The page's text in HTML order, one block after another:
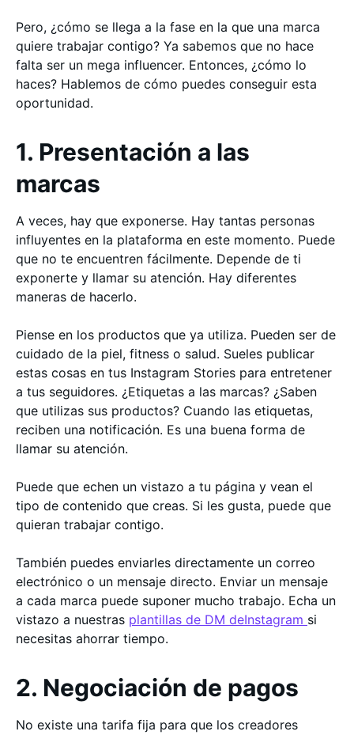
Pero, ¿cómo se llega a la fase en la que una marca
quiere trabajar contigo? Ya sabemos que no hace
falta ser un mega influencer. Entonces, ¿cómo lo
haces? Hablemos de cómo puedes conseguir esta
oportunidad.
1. Presentación a las
marcas
A veces, hay que exponerse. Hay tantas personas
influyentes en la plataforma en este momento. Puede
que no te encuentren fácilmente. Depende de ti
exponerte y llamar su atención. Hay diferentes
maneras de hacerlo.
Piense en los productos que ya utiliza. Pueden ser de
cuidado de la piel, fitness o salud. Sueles publicar
estas cosas en tus Instagram Stories para entretener
a tus seguidores. ¿Etiquetas a las marcas? ¿Saben
que utilizas sus productos? Cuando las etiquetas,
reciben una notificación. Es una buena forma de
llamar su atención.
Puede que echen un vistazo a tu página y vean el
tipo de contenido que creas. Si les gusta, puede que
quieran trabajar contigo.
También puedes enviarles directamente un correo
electrónico o un mensaje directo. Enviar un mensaje
a cada marca puede suponer mucho trabajo. Echa un
vistazo a nuestras plantillas de DM deInstagram si
necesitas ahorrar tiempo.
2. Negociación de pagos
No existe una tarifa fija para que los creadores